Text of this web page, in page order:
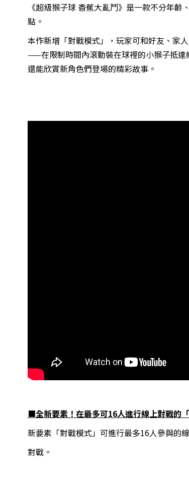
《超級猴子球 香蕉大亂鬥》是一款不分年
點。
本作新增「對戰模式」，玩家可和好友、家
——在限制時間內滾動裝在球裡的小猴子抵
還能欣賞新角色們登場的精彩故事。
■全新要素！在最多可16人進行線上對戰的
新要素「對戰模式」可進行最多16人參與的
對戰。